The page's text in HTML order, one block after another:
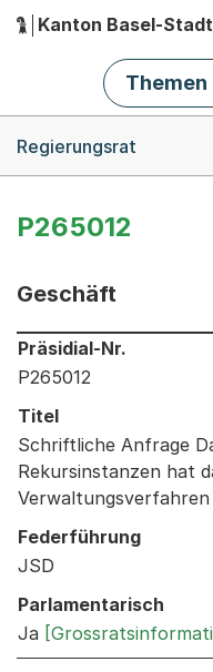
Hauptnavigation
Kanton Basel-Stadt
Themen
Regierungsrat
P265012
Geschäft
Informationen zum
Präsidial-Nr.
P265012
Titel
Schriftliche Anfrage
Rekursinstanzen hat
Verwaltungsverfahren
Federführung
JSD
Parlamentarisch
Ja